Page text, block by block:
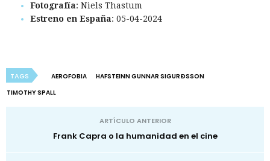
Fotografía: Niels Thastum
Estreno en España: 05-04-2024
TAGS AEROFOBIA
HAFSTEINN GUNNAR SIGURÐSSON
TIMOTHY SPALL
ARTÍCULO ANTERIOR
Frank Capra o la humanidad en el cine